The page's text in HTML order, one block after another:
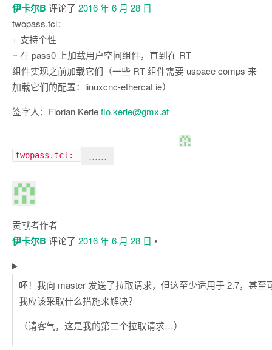
伊卡尔B 评论了 2016 年 6 月 28 日
twopass.tcl：
+ 支持个性
~ 在 pass0 上加载用户空间组件，直到在 RT
组件实现之前加载它们（一些 RT 组件需要 uspace comps 来
加载它们的配置：linuxcnc-ethercat ie）
签字人：Florian Kerleflo.kerle@gmx.at
twopass.tcl: ……
贡献者作者
伊卡尔B 评论了 2016 年 6 月 28 日 •
呸！我向 master 发送了拉取请求，但这至少适用于 2.7，甚至
我应该采取什么措施来解决？
（请客气，这是我的第二个拉取请求…）